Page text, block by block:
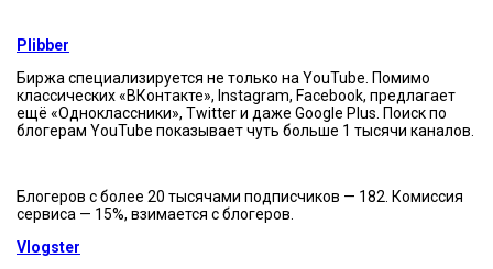
Plibber
Биржа специализируется не только на YouTube. Помимо
классических «ВКонтакте», Instagram, Facebook, предлагает
ещё «Одноклассники», Twitter и даже Google Plus. Поиск по
блогерам YouTube показывает чуть больше 1 тысячи каналов.
Блогеров с более 20 тысячами подписчиков — 182. Комиссия
сервиса — 15%, взимается с блогеров.
Vlogster